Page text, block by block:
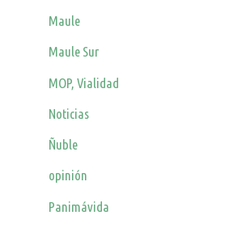
Maule
Maule Sur
MOP, Vialidad
Noticias
Ñuble
opinión
Panimávida